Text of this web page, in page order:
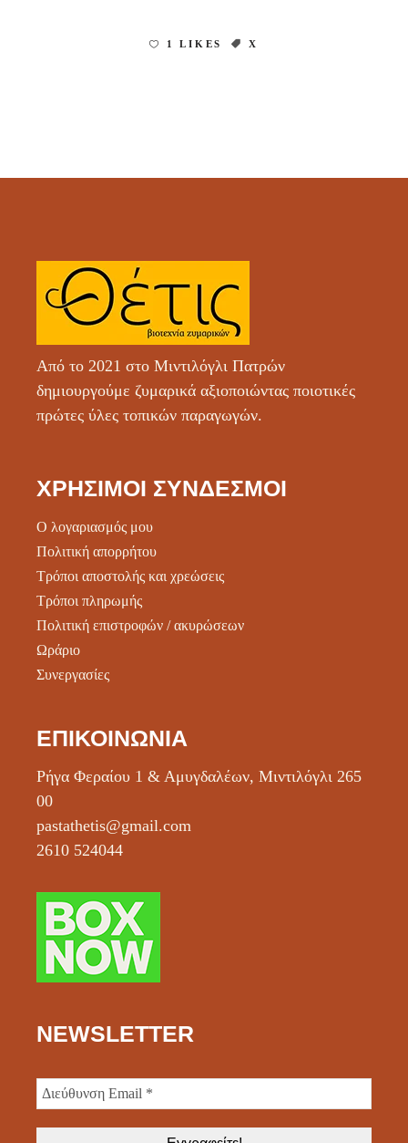
1 LIKES Χ
Από το 2021 στο Μιντιλόγλι Πατρών
δημιουργούμε ζυμαρικά αξιοποιώντας ποιοτικές
πρώτες ύλες τοπικών παραγωγών.
ΧΡΉΣΙΜΟΙ ΣΎΝΔΕΣΜΟΙ
Ο λογαριασμός μου
Πολιτική απορρήτου
Τρόποι αποστολής και χρεώσεις
Τρόποι πληρωμής
Πολιτική επιστροφών / ακυρώσεων
Ωράριο
Συνεργασίες
ΕΠΙΚΟΙΝΩΝΊΑ
Ρήγα Φεραίου 1 & Αμυγδαλέων, Μιντιλόγλι 265
00
pastathetis@gmail.com
2610 524044
NEWSLETTER